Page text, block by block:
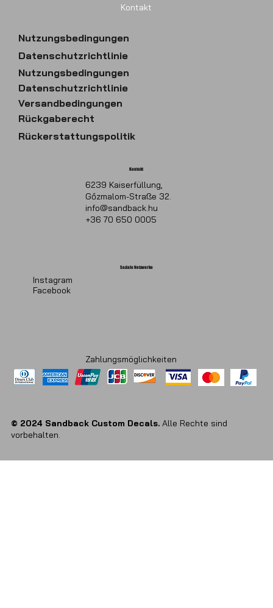
Kontakt
Nutzungsbedingungen
Datenschutzrichtlinie
Nutzungsbedingungen
Datenschutzrichtlinie
Versandbedingungen
Rückgaberecht
Rückerstattungspolitik
Kontakt
6239 Kaiserfüllung,
Gőzmalom-Straße 32.
info@sandback.hu
+36 70 650 0005
Soziale Netzwerke
Instagram
Facebook
Zahlungsmöglichkeiten
© 2024 Sandback Custom Decals. Alle Rechte sind
vorbehalten.